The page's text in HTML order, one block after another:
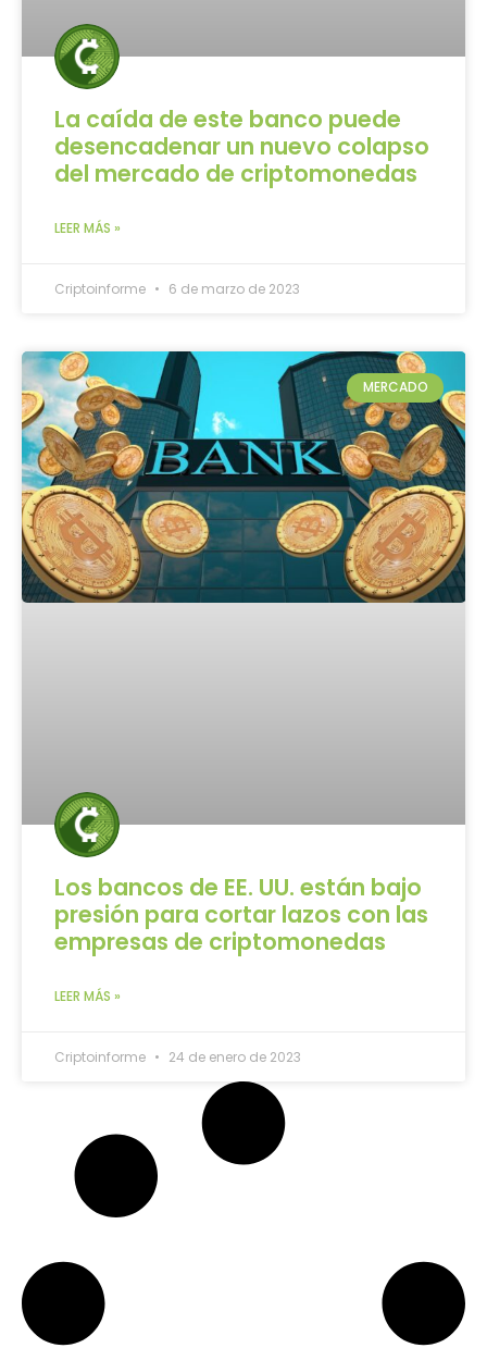
La caída de este banco puede
desencadenar un nuevo colapso
del mercado de criptomonedas
LEER MÁS »
Criptoinforme 6 de marzo de 2023
MERCADO
Los bancos de EE. UU. están bajo
presión para cortar lazos con las
empresas de criptomonedas
LEER MÁS »
Criptoinforme 24 de enero de 2023